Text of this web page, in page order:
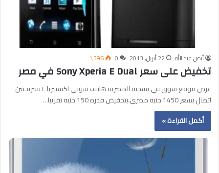
أيمن عبد الله 22 أبريل, 2013 0 1٬396
تخفيض على سعر Sony Xperia E Dual في مصر
عرض موقع سوق في نسخته المصرية هاتف سوني اكسبيريا E بشريحتين
اتصال بسعر 1450 جنيه مصري،بتخفيض قدره 150 جنيه تقريبا…
أكمل القراءة »